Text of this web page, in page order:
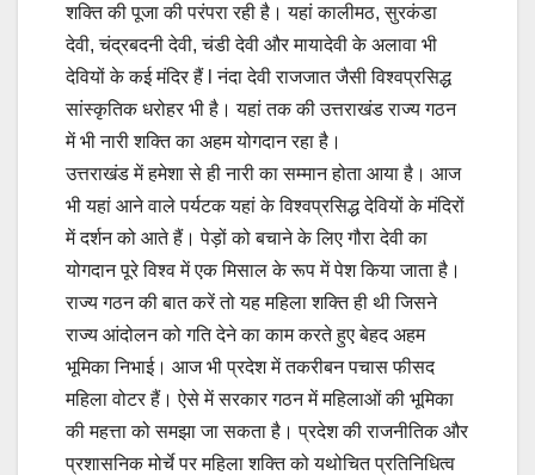
शक्ति की पूजा की परंपरा रही है। यहां कालीमठ, सुरकंडा
देवी, चंद्रबदनी देवी, चंडी देवी और मायादेवी के अलावा भी
देवियों के कई मंदिर हैं l नंदा देवी राजजात जैसी विश्वप्रसिद्ध
सांस्कृतिक धरोहर भी है। यहां तक की उत्तराखंड राज्य गठन
में भी नारी शक्ति का अहम योगदान रहा है।
उत्तराखंड में हमेशा से ही नारी का सम्मान होता आया है। आज
भी यहां आने वाले पर्यटक यहां के विश्वप्रसिद्ध देवियों के मंदिरों
में दर्शन को आते हैं। पेड़ों को बचाने के लिए गौरा देवी का
योगदान पूरे विश्व में एक मिसाल के रूप में पेश किया जाता है।
राज्य गठन की बात करें तो यह महिला शक्ति ही थी जिसने
राज्य आंदोलन को गति देने का काम करते हुए बेहद अहम
भूमिका निभाई। आज भी प्रदेश में तकरीबन पचास फीसद
महिला वोटर हैं। ऐसे में सरकार गठन में महिलाओं की भूमिका
की महत्ता को समझा जा सकता है। प्रदेश की राजनीतिक और
प्रशासनिक मोर्चे पर महिला शक्ति को यथोचित प्रतिनिधित्व